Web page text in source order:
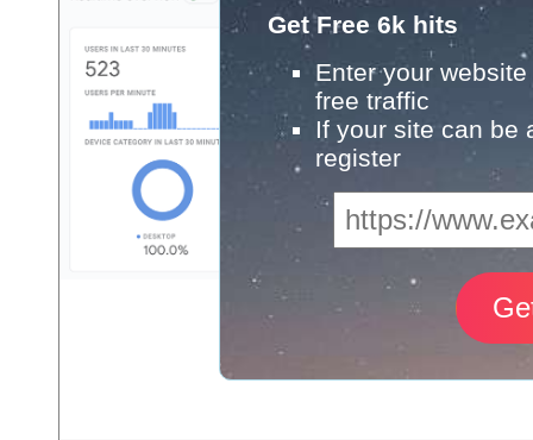
Get Free 6k hits
Enter your
free traffic
If your site can be
register